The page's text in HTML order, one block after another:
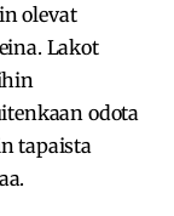
olevat
Lakot
odota
tapaista